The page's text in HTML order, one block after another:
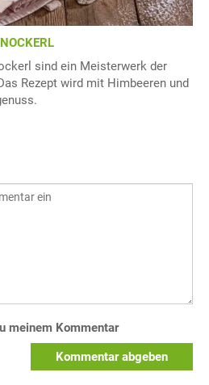
sind ein Meisterwerk der
Rezept wird mit Himbeeren und
meinem Kommentar
Kommentar abgeben